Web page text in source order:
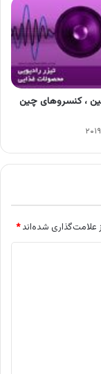
، کنسروهای چین
علامت‌گذاری شده‌اند*